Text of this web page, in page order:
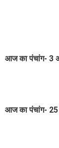
आज का पंचांग- 3
आज का पंचांग-